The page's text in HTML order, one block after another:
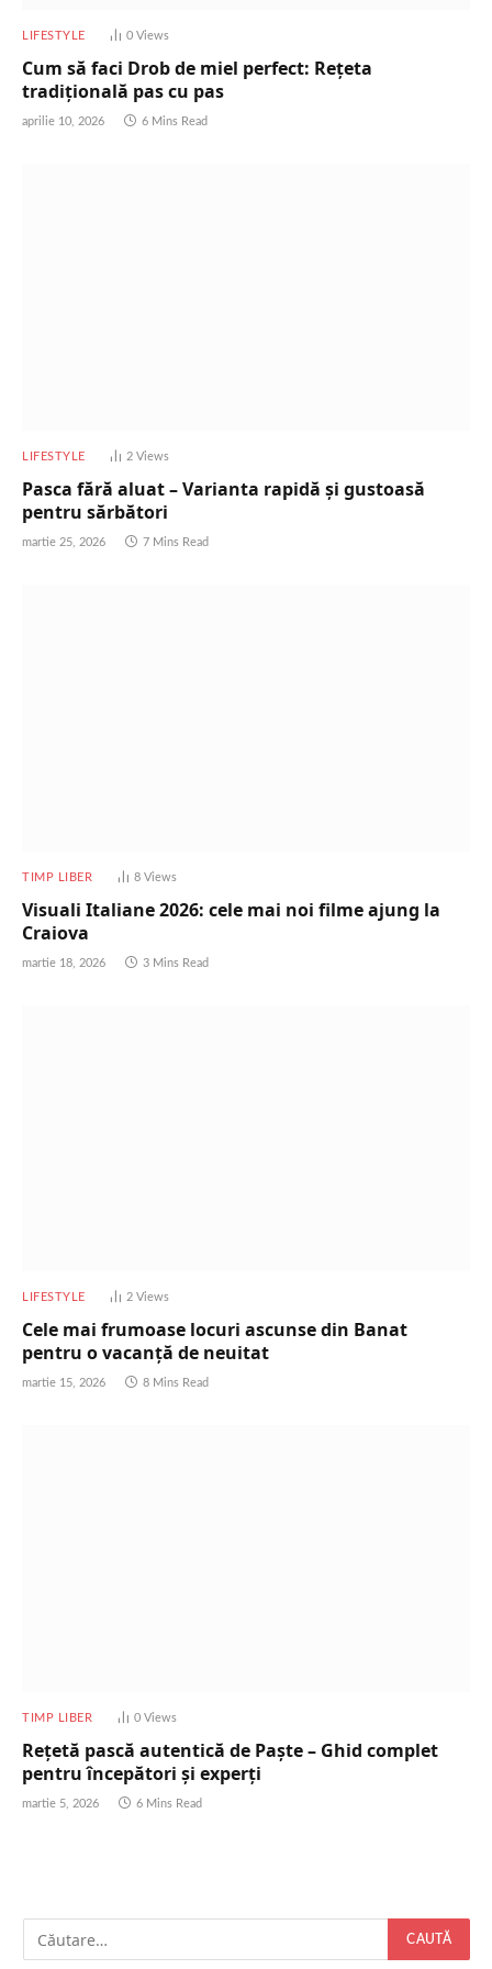
LIFESTYLE 0 Views
Cum să faci Drob de miel perfect: Rețeta
tradițională pas cu pas
aprilie 10, 2026 6 Mins Read
LIFESTYLE 2 Views
Pasca fără aluat – Varianta rapidă și gustoasă
pentru sărbători
martie 25, 2026 7 Mins Read
TIMP LIBER 8 Views
Visuali Italiane 2026: cele mai noi filme ajung la
Craiova
martie 18, 2026 3 Mins Read
LIFESTYLE 2 Views
Cele mai frumoase locuri ascunse din Banat
pentru o vacanță de neuitat
martie 15, 2026 8 Mins Read
TIMP LIBER 0 Views
Rețetă pască autentică de Paște – Ghid complet
pentru începători și experți
martie 5, 2026 6 Mins Read